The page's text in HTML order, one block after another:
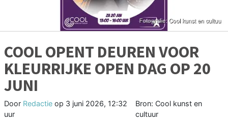
COOL OPENT DEUREN VOOR
KLEURRIJKE OPEN DAG OP 20
JUNI
Door Redactie op 3 juni 2026, 12:32
uur
Bron: Cool kunst en
cultuur